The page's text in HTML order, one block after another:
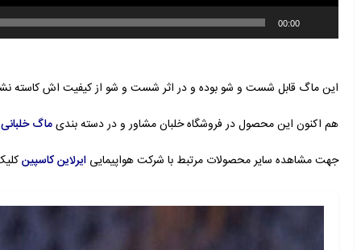
00:00
این ماگ قابل شست و شو بوده و در اثر شست و شو از کیفیت اش کاسته
هم اکنون این محصول در فروشگاه خلبان مشاور و در دسته بندیماگ خلبانی
جهت مشاهده سایر محصولات مرتبط با شرکت هواپیمایی ایرلاین کاسپین